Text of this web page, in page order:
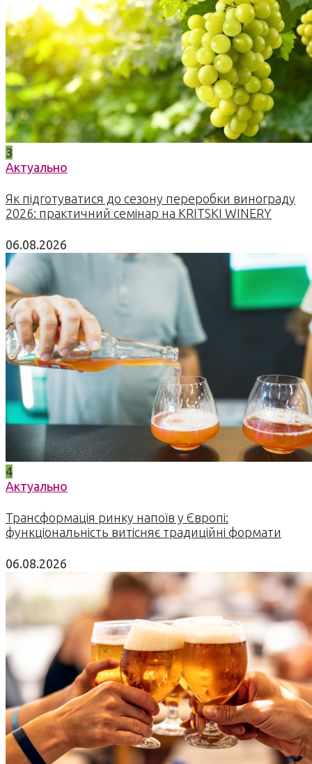
3
Актуально
Як підготуватися до сезону переробки винограду
2026: практичний семінар на KRITSKI WINERY
06.08.2026
4
Актуально
Трансформація ринку напоїв у Європі:
функціональність витісняє традиційні формати
06.08.2026